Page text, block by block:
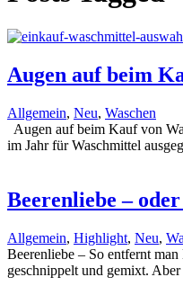
Augen auf beim
Allgemein, Neu, Waschen
Augen auf beim Kauf von
im Jahr für Waschmittel
Beerenliebe –
Allgemein, Highlight, Neu,
Beerenliebe – So entfernt
geschnippelt und gemixt.